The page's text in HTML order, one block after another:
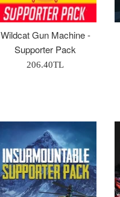
Wildcat Gun Machine -
Supporter Pack
Normal
206.40TL